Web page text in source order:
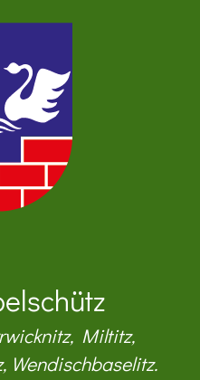
Miltitz,
Wendischbaselitz.